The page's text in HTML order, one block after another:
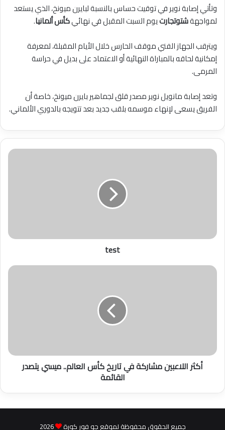
وتأتي إصابة نوير في توقيت حساس بالنسبة لبايرن ميونخ، الذي يستعد
لمواجهةشتوتجارتيوم السبت المقبل في نهائيكأس ألمانيا.
ويترقب الجهاز الفني موقف الحارس خلال الأيام المقبلة، لمعرفة
إمكانية لحاقه بالمباراة النهائية أو الاعتماد على بديل في حراسة
المرمى.
وتعد إصابة مانويل نوير مصدر قلق لجماهير بايرن ميونخ، خاصة أن
الفريق يسعى لإنهاء موسمه بلقب جديد بعد تتويجه بالدوري الألماني.
test
test
أكثر
يتصدر
القائمةأكثر اللاعبين مشاركة في تاريخ كأس العالم.. ميسي يتصدر
القائمة
جميع الحقوق محفوظة لموقع جو فور كورة 2026